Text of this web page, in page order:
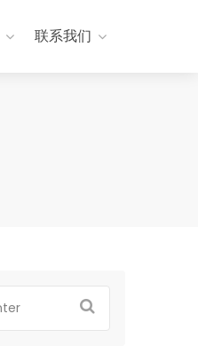
联系我们